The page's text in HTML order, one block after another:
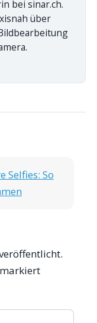
bei sinar.ch.
über
Selfies: So
markiert